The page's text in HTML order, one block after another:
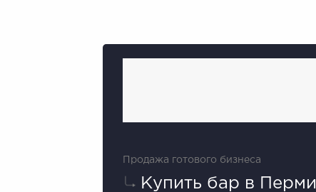
Продажа готового бизнеса
Купить бар в Перми